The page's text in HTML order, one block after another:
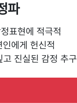
파
표현에 적극적
에게 헌신적
진실된 감정 추구